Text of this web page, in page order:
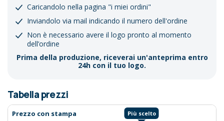
Caricandolo nella pagina "i miei ordini"
Inviandolo via mail indicando il numero dell'ordine
Non è necessario avere il logo pronto al momento
dell’ordine
Prima della produzione, riceverai un'anteprima entro
24h con il tuo logo.
Tabella prezzi
Prezzo con stampa